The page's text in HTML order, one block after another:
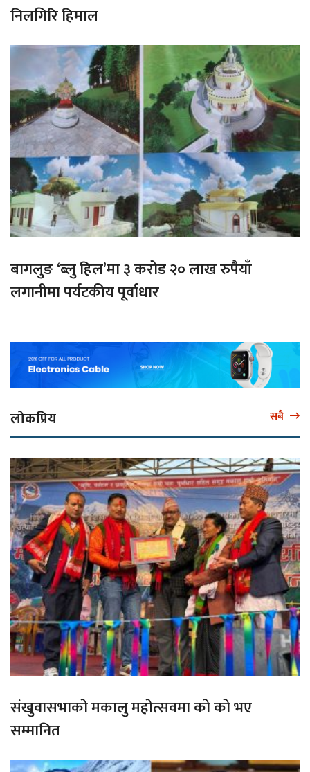
निलगिरि हिमाल
बागलुङ ‘ब्लु हिल’मा ३ करोड २० लाख रुपैयाँ
लगानीमा पर्यटकीय पूर्वाधार
लोकप्रिय सबै
संखुवासभाको मकालु महोत्सवमा को को भए
सम्मानित